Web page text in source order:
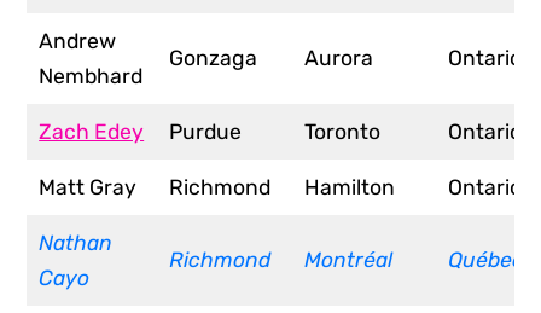
Andrew
Nembhard
Gonzaga Aurora Ontario
Zach Edey Purdue Toronto Ontario
Matt Gray Richmond Hamilton Ontario
Nathan
Cayo
Richmond Montréal Québec